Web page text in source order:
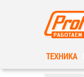
ТЕХНИКА